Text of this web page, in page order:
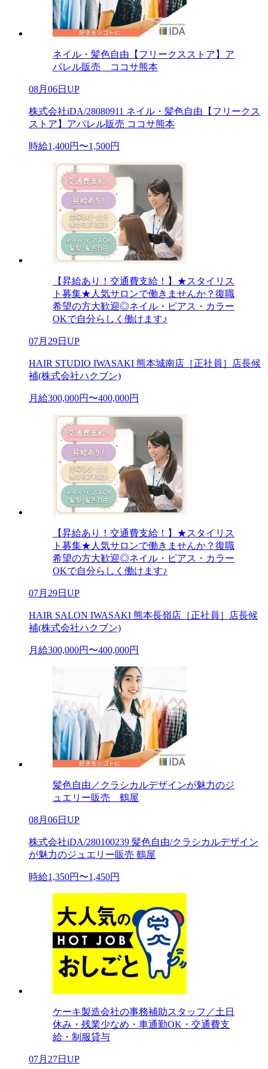
ネイル・髪色自由【フリークスストア】ア
パレル販売 ココサ熊本
08月06日UP
株式会社iDA/28080911 ネイル・髪色自由【フリークス
ストア】アパレル販売 ココサ熊本
時給1,400円〜1,500円
【昇給あり！交通費支給！】★スタイリス
ト募集★人気サロンで働きませんか？復職
希望の方大歓迎◎ネイル・ピアス・カラー
OKで自分らしく働けます♪
07月29日UP
HAIR STUDIO IWASAKI 熊本城南店［正社員］店長候
補(株式会社ハクブン)
月給300,000円〜400,000円
【昇給あり！交通費支給！】★スタイリス
ト募集★人気サロンで働きませんか？復職
希望の方大歓迎◎ネイル・ピアス・カラー
OKで自分らしく働けます♪
07月29日UP
HAIR SALON IWASAKI 熊本長嶺店［正社員］店長候
補(株式会社ハクブン)
月給300,000円〜400,000円
髪色自由／クラシカルデザインが魅力のジ
ュエリー販売 鶴屋
08月06日UP
株式会社iDA/280100239 髪色自由/クラシカルデザイン
が魅力のジュエリー販売 鶴屋
時給1,350円〜1,450円
ケーキ製造会社の事務補助スタッフ／土日
休み・残業少なめ・車通勤OK・交通費支
給・制服貸与
07月27日UP